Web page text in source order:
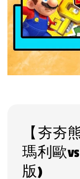
【夯夯
瑪利歐
版)